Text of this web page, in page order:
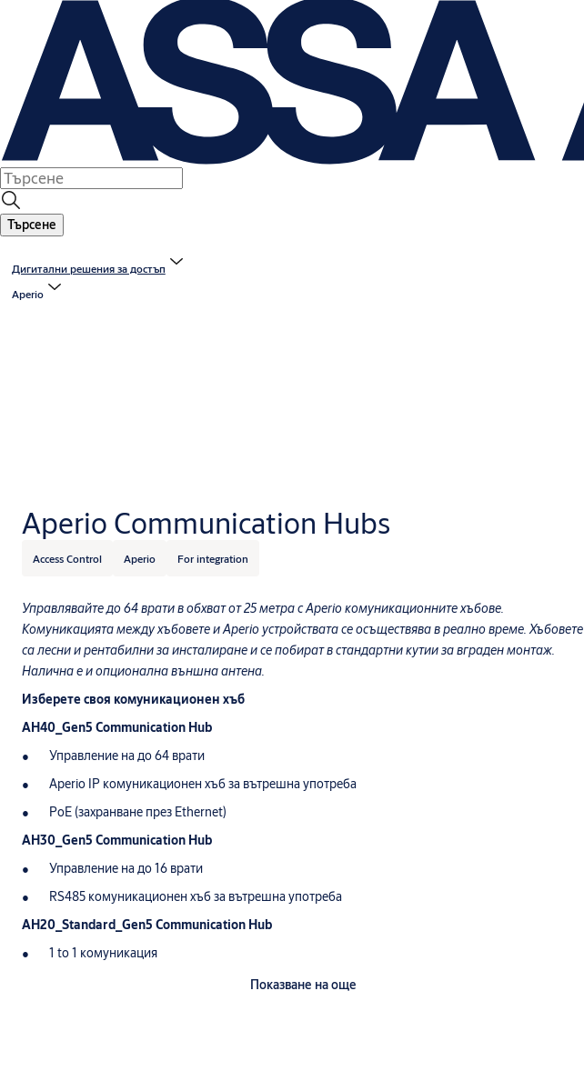
Търсене
Дигитални решения за достъп
Aperio
Aperio Communication Hubs
Access Control Aperio For integration
Управлявайте до 64 врати в обхват от 25 метра с Aperio комуникационните хъбове.
Комуникацията между хъбовете и Aperio устройствата се осъществява в реално време. Хъбовете
са лесни и рентабилни за инсталиране и се побират в стандартни кутии за вграден монтаж.
Налична е и опционална външна антена.
Изберете своя комуникационен хъб
AH40_Gen5 Communication Hub
Управление на до 64 врати
Aperio IP комуникационен хъб за вътрешна употреба
PoE (захранване през Ethernet)
AH30_Gen5 Communication Hub
Управление на до 16 врати
RS485 комуникационен хъб за вътрешна употреба
AH20_Standard_Gen5 Communication Hub
1 to 1 комуникация
Комуникационен хъб с Wiegand интерфейс за вътрешна употреба
Показване на още